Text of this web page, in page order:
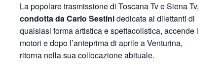
La popolare trasmissione di Toscana Tv e Siena Tv,
condotta da Carlo Sestinidedicata ai dilettanti di
qualsiasi forma artistica e spettacolistica, accende i
motori e dopo l’anteprima di aprile a Venturina,
ritorna nella sua collocazione abituale.